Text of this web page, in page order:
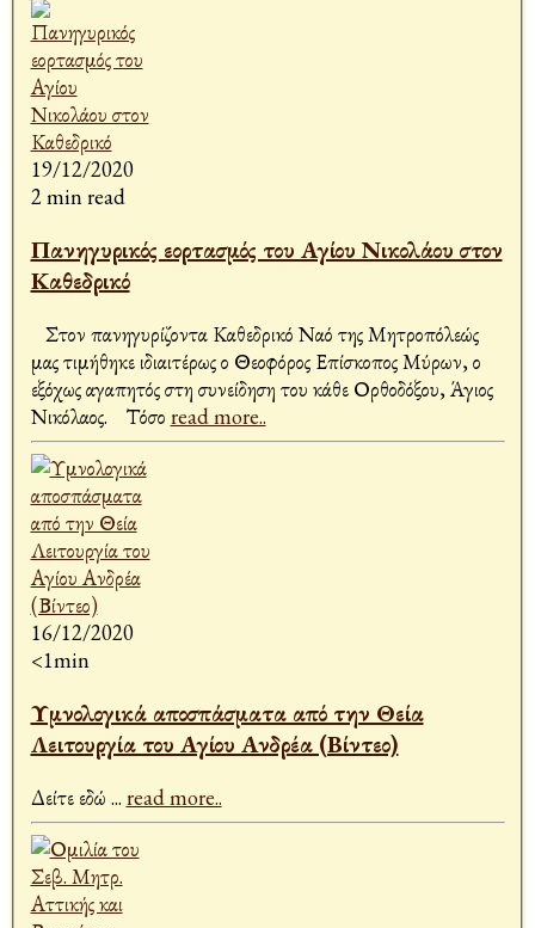
19/12/2020
2 min read
Πανηγυρικός εορτασμός του Αγίου Νικολάου στον
Καθεδρικό
Στον πανηγυρίζοντα Καθεδρικό Ναό της Μητροπόλεώς
μας τιμήθηκε ιδιαιτέρως ο Θεοφόρος Επίσκοπος Μύρων, ο
εξόχως αγαπητός στη συνείδηση του κάθε Ορθοδόξου, Άγιος
Νικόλαος. Τόσο read more..
16/12/2020
<1min
Υμνολογικά αποσπάσματα από την Θεία
Λειτουργία του Αγίου Ανδρέα (Βίντεο)
Δείτε εδώ ... read more..